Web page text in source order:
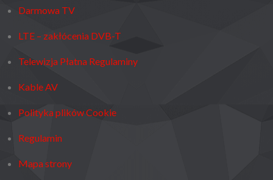
Darmowa TV
LTE – zakłócenia DVB-T
Telewizja Płatna Regulaminy
Kable AV
Polityka plików Cookie
Regulamin
Mapa strony